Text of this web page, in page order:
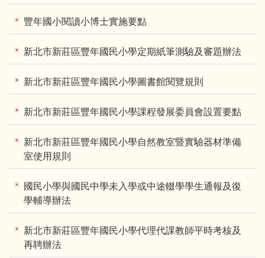
豐年國小閱讀小博士實施要點
新北市新莊區豐年國民小學定期紙筆測驗及審題辦法
新北市新莊區豐年國民小學圖書館閱覽規則
新北市新莊區豐年國民小學課程發展委員會設置要點
新北市新莊區豐年國民小學自然教室暨實驗器材準備
室使用規則
國民小學與國民中學未入學或中途輟學學生通報及復
學輔導辦法
新北市新莊區豐年國民小學代理代課教師平時考核及
再聘辦法